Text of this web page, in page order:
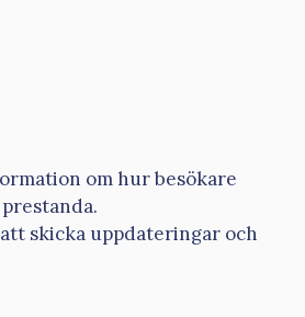
om hur besökare
skicka uppdateringar och